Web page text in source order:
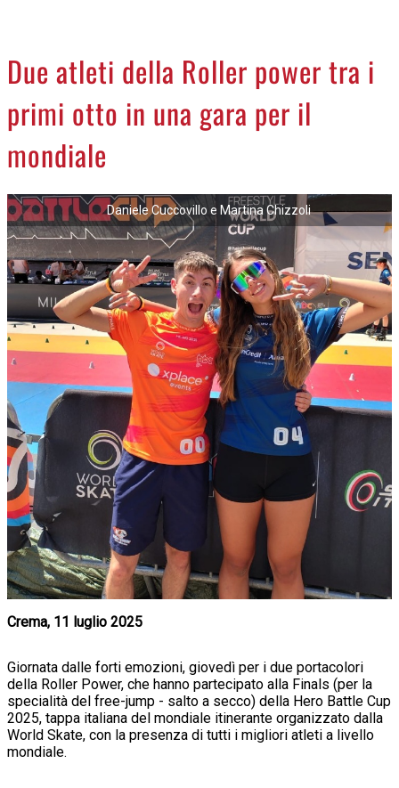
LA PIAZZA
ANIMALI
ACCEDI
Due atleti della Roller power tra i
primi otto in una gara per il
mondiale
Daniele Cuccovillo e Martina Chizzoli
Crema, 11 luglio 2025
Giornata dalle forti emozioni, giovedì per i due portacolori
della Roller Power, che hanno partecipato alla Finals (per la
specialità del free-jump - salto a secco) della Hero Battle Cup
2025, tappa italiana del mondiale itinerante organizzato dalla
World Skate, con la presenza di tutti i migliori atleti a livello
mondiale.